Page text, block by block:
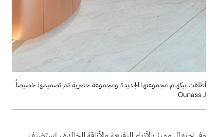
أطلقت بيكهام مجموعتها الجديدة ومجموعة حصرية تم تصميمها خصيصاً
لـ Ounass